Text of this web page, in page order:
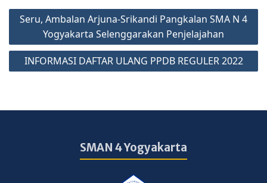
Seru, Ambalan Arjuna-Srikandi Pangkalan SMA N 4
Yogyakarta Selenggarakan Penjelajahan
INFORMASI DAFTAR ULANG PPDB REGULER 2022
SMAN 4 Yogyakarta